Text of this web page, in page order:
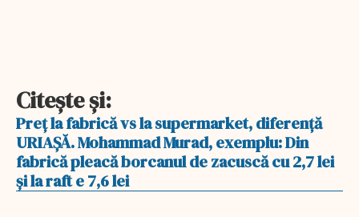
Citeşte şi:
Preţ la fabrică vs la supermarket, diferenţă
URIAŞĂ. Mohammad Murad, exemplu: Din
fabrică pleacă borcanul de zacuscă cu 2,7 lei
şi la raft e 7,6 lei